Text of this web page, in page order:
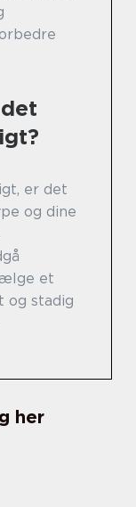
er det
og dine
et
og stadig
her